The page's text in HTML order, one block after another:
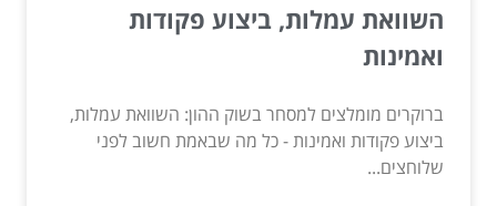
השוואת עמלות, ביצוע פקודות
ואמינות
ברוקרים מומלצים למסחר בשוק ההון: השוואת עמלות,
ביצוע פקודות ואמינות - כל מה שבאמת חשוב לפני
שלוחצים...